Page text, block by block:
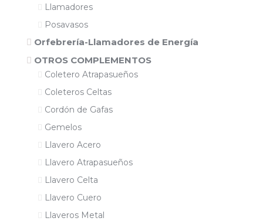
Llamadores
Posavasos
Orfebrería-Llamadores de Energía
OTROS COMPLEMENTOS
Coletero Atrapasueños
Coleteros Celtas
Cordón de Gafas
Gemelos
Llavero Acero
Llavero Atrapasueños
Llavero Celta
Llavero Cuero
Llaveros Metal